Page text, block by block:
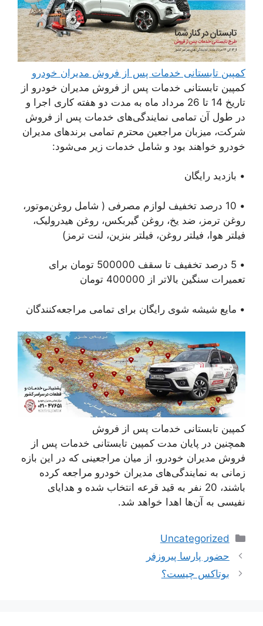
کمپین تابستانی خدمات پس از فروش مدیران خودرو
کمپین تابستانی خدمات پس از فروش مدیران خودرو از
تاریخ 14 تا 26 مرداد ماه به مدت دو هفته کاری اجرا و
در طول آن تمامی نمایندگی‌های خدمات پس از فروش
شرکت، میزبان مراجعین محترم تمامی برندهای مدیران
خودرو خواهند بود و شامل خدمات زیر می‌شود:
• بازدید رایگان
• 10 درصد تخفیف لوازم مصرفی ( شامل روغن‌موتور،
روغن ترمز، ضد یخ، روغن گیربکس، روغن هیدرولیک،
فیلتر هوا، فیلتر روغن، فیلتر بنزین، لنت ترمز)
• 5 درصد تخفیف تا سقف 500000 تومان برای
تعمیرات سنگین بالاتر از 400000 تومان
• مایع شیشه شوی رایگان برای تمامی مراجعه‌کنندگان
کمپین تابستانی خدمات پس از فروش
همچنین در پایان مدت کمپین تابستانی خدمات پس از
فروش مدیران خودرو، از میان مراجعینی که در این بازه
زمانی به نمایندگی‌های مدیران خودرو مراجعه کرده
باشند، 20 نفر به قید قرعه انتخاب شده و هدایای
نفیسی به آن‌ها اهدا خواهد شد.
دسته‌ها
Uncategorized
حضور پارسا پیروزفر
بوتاکس چیست؟